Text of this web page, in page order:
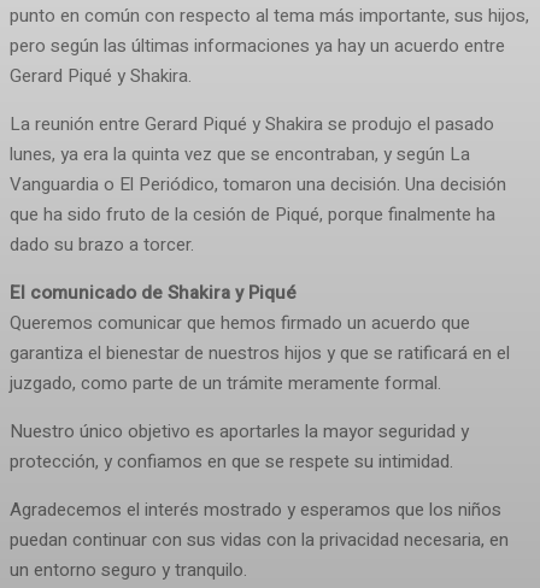
punto en común con respecto al tema más importante, sus hijos,
pero según las últimas informaciones ya hay un acuerdo entre
Gerard Piqué y Shakira.
La reunión entre Gerard Piqué y Shakira se produjo el pasado
lunes, ya era la quinta vez que se encontraban, y según La
Vanguardia o El Periódico, tomaron una decisión. Una decisión
que ha sido fruto de la cesión de Piqué, porque finalmente ha
dado su brazo a torcer.
El comunicado de Shakira y Piqué
Queremos comunicar que hemos firmado un acuerdo que
garantiza el bienestar de nuestros hijos y que se ratificará en el
juzgado, como parte de un trámite meramente formal.
Nuestro único objetivo es aportarles la mayor seguridad y
protección, y confiamos en que se respete su intimidad.
Agradecemos el interés mostrado y esperamos que los niños
puedan continuar con sus vidas con la privacidad necesaria, en
un entorno seguro y tranquilo.